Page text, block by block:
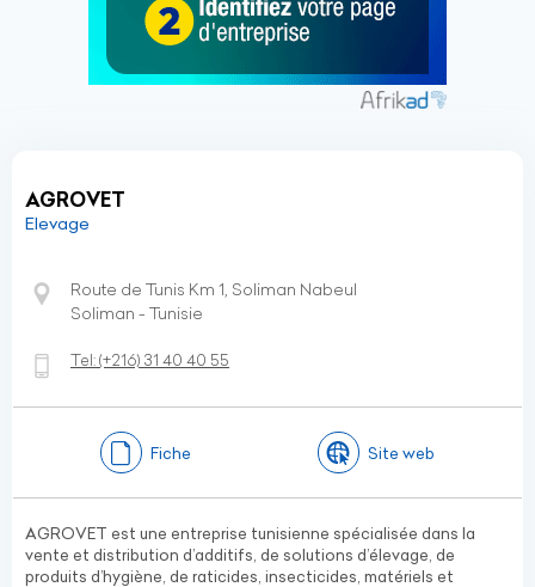
AGROVET
Elevage
Route de Tunis Km 1, Soliman Nabeul
Soliman - Tunisie
Tel:(+216) 31 40 40 55
Fiche Site web
AGROVET est une entreprise tunisienne spécialisée dans la
vente et distribution d’additifs, de solutions d’élevage, de
produits d’hygiène, de raticides, insecticides, matériels et